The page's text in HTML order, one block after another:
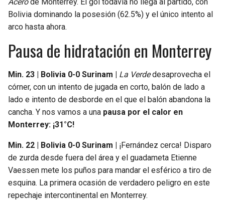
Acerode Monterrey. El gol todavía no llega al partido, con
Bolivia dominando la posesión (62.5%) y el único intento al
arco hasta ahora.
Pausa de hidratación en Monterrey
Min. 23 | Bolivia 0-0 Surinam | La Verdedesaprovecha el
córner, con un intento de jugada en corto, balón de lado a
lado e intento de desborde en el que el balón abandona la
cancha. Y nos vamos a una pausa por el calor en
Monterrey: ¡31°C!
Min. 22 | Bolivia 0-0 Surinam | ¡Fernández cerca! Disparo
de zurda desde fuera del área y el guadameta Etienne
Vaessen mete los puños para mandar el esférico a tiro de
esquina. La primera ocasión de verdadero peligro en este
repechaje intercontinental en Monterrey.